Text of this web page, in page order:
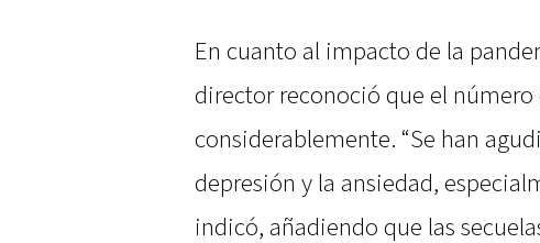
En cuanto al impacto de la
director reconoció que el
considerablemente. “Se han
depresión y la ansiedad,
indicó, añadiendo que las